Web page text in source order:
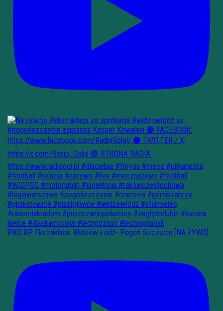
PKO BP Ekstraklasa: Widzew Łódź- Pogoń Szczecin [NA ŻYWO]